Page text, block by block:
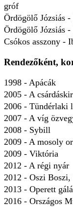
gróf
Ördögölő Józsiás
Ördögölő Józsiás
Csókos asszony -
Rendezőként,
1998 - Apácák
2005 - A
2006 - Tündérlaki
2007 - A víg
2008 - Sybill
2009 - A mosoly
2009 - Viktória
2012 - A régi nyár
2012 - Oszi Boszi,
2013 - Operett
2016 - Országos